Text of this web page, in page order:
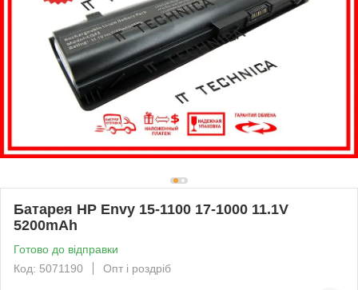
Батарея HP Envy 15-1100 17-1000 11.1V
5200mAh
Готово до відправки
Код: 5071190
Опт і роздріб